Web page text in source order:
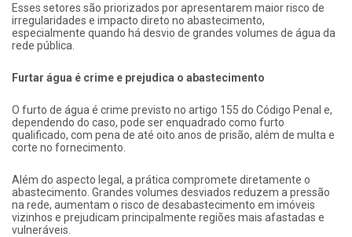
Esses setores são priorizados por apresentarem maior risco de
irregularidades e impacto direto no abastecimento,
especialmente quando há desvio de grandes volumes de água da
rede pública.
Furtar água é crime e prejudica o abastecimento
O furto de água é crime previsto no artigo 155 do Código Penal e,
dependendo do caso, pode ser enquadrado como furto
qualificado, com pena de até oito anos de prisão, além de multa e
corte no fornecimento.
Além do aspecto legal, a prática compromete diretamente o
abastecimento. Grandes volumes desviados reduzem a pressão
na rede, aumentam o risco de desabastecimento em imóveis
vizinhos e prejudicam principalmente regiões mais afastadas e
vulneráveis.